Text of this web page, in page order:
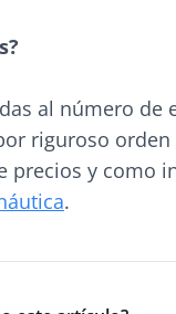
al número de
riguroso orden
precios y como
.